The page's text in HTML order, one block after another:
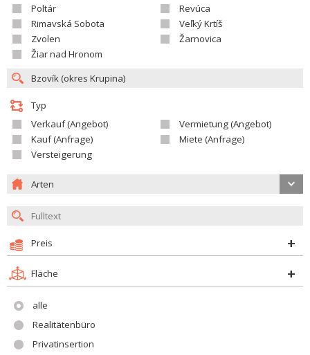
Poltár
Revúca
Rimavská Sobota
Veľký Krtíš
Zvolen
Žarnovica
Žiar nad Hronom
Typ
Verkauf (Angebot)
Vermietung (Angebot)
Kauf (Anfrage)
Miete (Anfrage)
Versteigerung
Arten
Preis
Fläche
alle
Realitätenbüro
Privatinsertion